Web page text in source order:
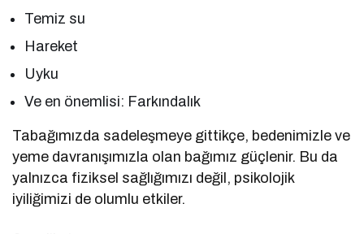
Temiz su
Hareket
Uyku
Ve en önemlisi: Farkındalık
Tabağımızda sadeleşmeye gittikçe, bedenimizle ve
yeme davranışımızla olan bağımız güçlenir. Bu da
yalnızca fiziksel sağlığımızı değil, psikolojik
iyiliğimizi de olumlu etkiler.